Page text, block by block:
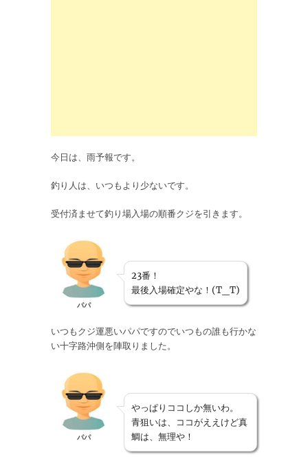
今日は、雨予報です。
釣り人は、いつもより少ないです。
受付済ませて釣り場入場の順番クジを引きます。
パパ
23番！
最後入場確定やな！(T_T)
いつもクジ運悪いパパですのでいつもの誰も行かな
い十字路沖側を陣取りました。
パパ
やっぱりココしか無いわ。
青狙いは、ココがええけど真
鯛は、無理や！